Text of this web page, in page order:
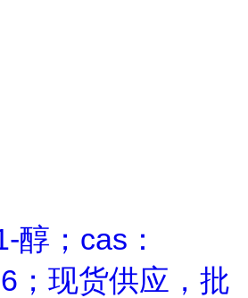
醇；cas：
；现货供应，批